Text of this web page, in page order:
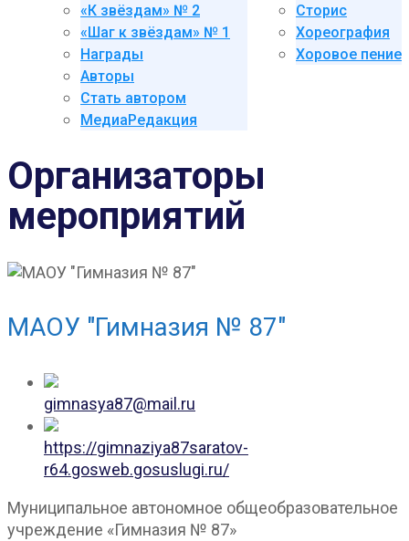
«К звёздам» № 2
«Шаг к звёздам» № 1
Награды
Авторы
Стать автором
МедиаРедакция
Сторис
Хореография
Хоровое пение
Организаторы
мероприятий
МАОУ "Гимназия № 87"
gimnasya87@mail.ru
https://gimnaziya87saratov-
r64.gosweb.gosuslugi.ru/
Муниципальное автономное общеобразовательное
учреждение «Гимназия № 87»